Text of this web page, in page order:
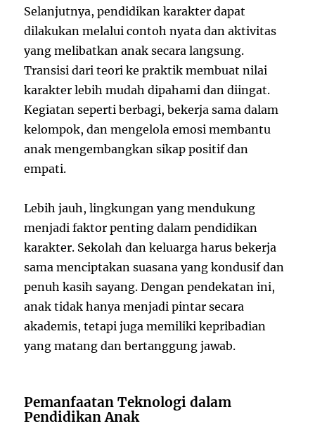
Selanjutnya, pendidikan karakter dapat
dilakukan melalui contoh nyata dan aktivitas
yang melibatkan anak secara langsung.
Transisi dari teori ke praktik membuat nilai
karakter lebih mudah dipahami dan diingat.
Kegiatan seperti berbagi, bekerja sama dalam
kelompok, dan mengelola emosi membantu
anak mengembangkan sikap positif dan
empati.
Lebih jauh, lingkungan yang mendukung
menjadi faktor penting dalam pendidikan
karakter. Sekolah dan keluarga harus bekerja
sama menciptakan suasana yang kondusif dan
penuh kasih sayang. Dengan pendekatan ini,
anak tidak hanya menjadi pintar secara
akademis, tetapi juga memiliki kepribadian
yang matang dan bertanggung jawab.
Pemanfaatan Teknologi dalam
Pendidikan Anak